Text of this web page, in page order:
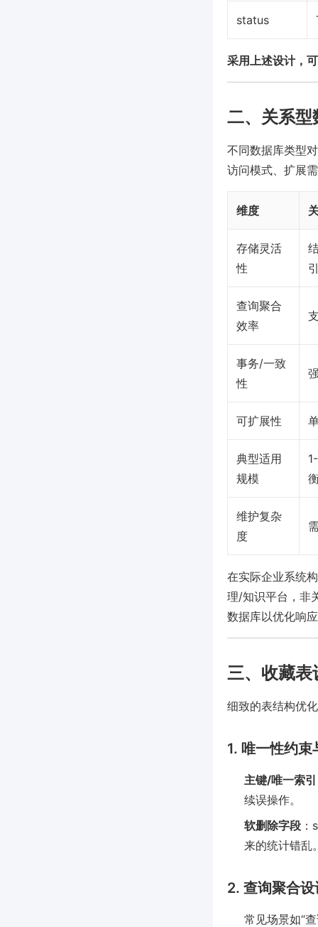
status
采用上述设计，
二、关系型
不同数据库类型
访问模式、扩展
维度
存储灵活
性
查询聚合
效率
事务/一致
性
可扩展性
典型适用
规模
维护复杂
度
在实际企业系统
理/知识平台，非
数据库以优化响
三、收藏表
细致的表结构优
1. 唯一性约束
主键/唯一索引
续误操作。
软删除字段
来的统计错乱
2. 查询聚合设
常见场景如“